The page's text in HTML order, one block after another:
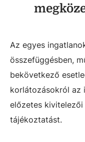
Az egyes
összefüggésben,
bekövetkező
korlátozásokról az
előzetes
tájékoztatást.